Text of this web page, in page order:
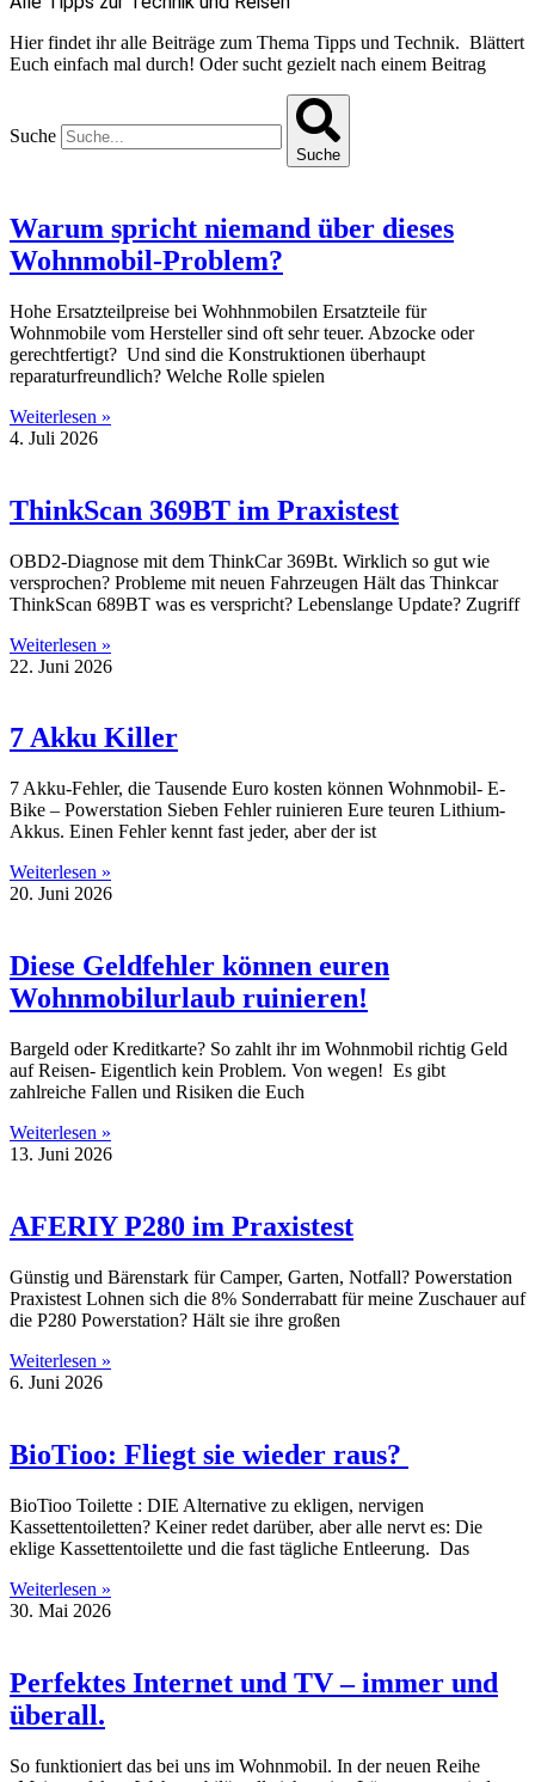
Hier findet ihr alle Beiträge zum Thema Tipps und Technik. Blättert
Euch einfach mal durch! Oder sucht gezielt nach einem Beitrag
Suche
Suche
Warum spricht niemand über dieses
Wohnmobil-Problem?
Hohe Ersatzteilpreise bei Wohhnmobilen Ersatzteile für
Wohnmobile vom Hersteller sind oft sehr teuer. Abzocke oder
gerechtfertigt? Und sind die Konstruktionen überhaupt
reparaturfreundlich? Welche Rolle spielen
Weiterlesen »
4. Juli 2026
ThinkScan 369BT im Praxistest
OBD2-Diagnose mit dem ThinkCar 369Bt. Wirklich so gut wie
versprochen? Probleme mit neuen Fahrzeugen Hält das Thinkcar
ThinkScan 689BT was es verspricht? Lebenslange Update? Zugriff
Weiterlesen »
22. Juni 2026
7 Akku Killer
7 Akku-Fehler, die Tausende Euro kosten können Wohnmobil- E-
Bike – Powerstation Sieben Fehler ruinieren Eure teuren Lithium-
Akkus. Einen Fehler kennt fast jeder, aber der ist
Weiterlesen »
20. Juni 2026
Diese Geldfehler können euren
Wohnmobilurlaub ruinieren!
Bargeld oder Kreditkarte? So zahlt ihr im Wohnmobil richtig Geld
auf Reisen- Eigentlich kein Problem. Von wegen! Es gibt
zahlreiche Fallen und Risiken die Euch
Weiterlesen »
13. Juni 2026
AFERIY P280 im Praxistest
Günstig und Bärenstark für Camper, Garten, Notfall? Powerstation
Praxistest Lohnen sich die 8% Sonderrabatt für meine Zuschauer auf
die P280 Powerstation? Hält sie ihre großen
Weiterlesen »
6. Juni 2026
BioTioo: Fliegt sie wieder raus?
BioTioo Toilette : DIE Alternative zu ekligen, nervigen
Kassettentoiletten? Keiner redet darüber, aber alle nervt es: Die
eklige Kassettentoilette und die fast tägliche Entleerung. Das
Weiterlesen »
30. Mai 2026
Perfektes Internet und TV – immer und
überall.
So funktioniert das bei uns im Wohnmobil. In der neuen Reihe